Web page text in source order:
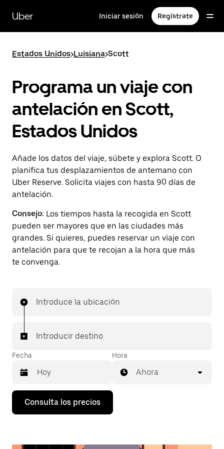
contenido
principal
Uber Iniciar sesión Regístrate
Estados Unidos>Luisiana>Scott
Programa un viaje con
antelación en Scott,
Estados Unidos
Añade los datos del viaje, súbete y explora Scott. O
planifica tus desplazamientos de antemano con
Uber Reserve. Solicita viajes con hasta 90 días de
antelación.
Consejo: Los tiempos hasta la recogida en Scott
pueden ser mayores que en las ciudades más
grandes. Si quieres, puedes reservar un viaje con
antelación para que te recojan a la hora que más
te convenga.
Introduce la ubicación
Introducir destino
Fecha
Pulsa
flecha
Hora
Ahora
Consulta los precios